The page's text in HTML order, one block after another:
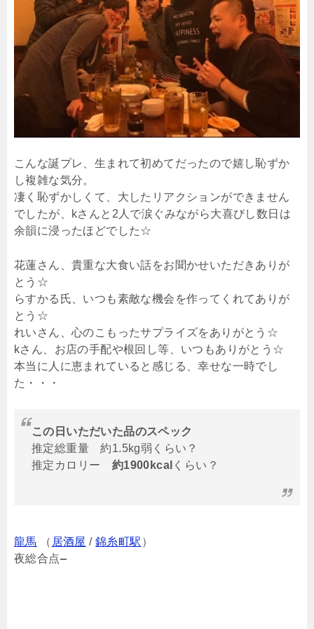
こんな誕プレ、生まれて初めてだったので嬉し恥ずか
し複雑な気分。
凄く恥ずかしくて、大したリアクションができません
でしたが、kさんと2人で涙ぐみながら大喜びし数日は
余韻に浸ったほどでした☆
花蓮さん、貴重な大食い話をお聞かせいただきありが
とう☆
らすかる氏、いつも素敵な機会を作ってくれてありが
とう☆
れいさん、心のこもったサプライズをありがとう☆
kさん、お店の手配や根回し等、いつもありがとう☆
本当に人に恵まれていると感じる、幸せな一時でし
た・・・
この日いただいた品のスペック
推定総重量 約1.5kg弱くらい？
推定カロリー 約1900kcal くらい？
龍馬 （ 居酒屋 /錦糸町駅 ）
夜総合点–